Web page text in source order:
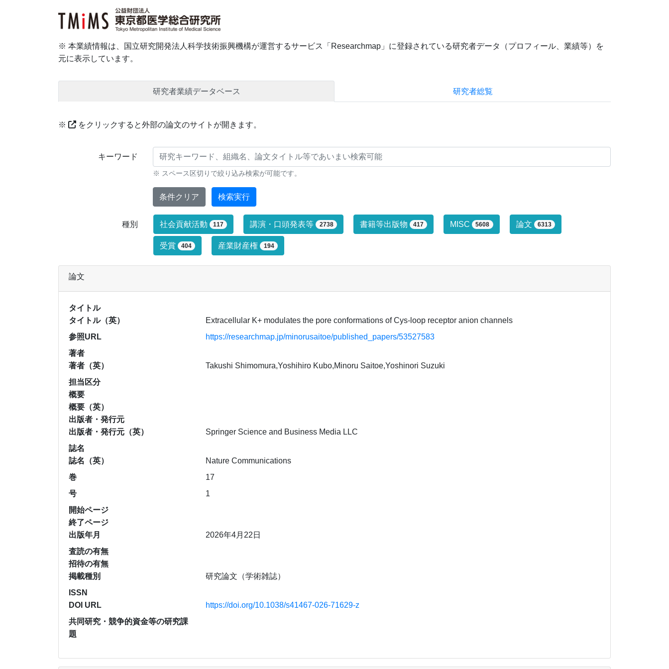
※ 本業績情報は、国立研究開発法人科学技術振興機構が運営するサービス「Researchmap」に登録されている研究者データ（プロフィール、業績等）を
元に表示しています。
研究者業績データベース 研究者総覧
※ をクリックすると外部の論文のサイトが開きます。
研究業績に対する検索条件
キーワード
※ スペース区切りで絞り込み検索が可能です。
条件クリア 検索実行
種別 研究業績タイプによる絞り込み条件です。絞り込みは行っていません。
社会貢献活動 117 講演・口頭発表等 2738 書籍等出版物 417 MISC 5608 論文 6313
受賞 404 産業財産権 194
論文
タイトル
タイトル（英）
Extracellular K+ modulates the pore conformations of Cys-loop receptor anion channels
参照URL
https://researchmap.jp/minorusaitoe/published_papers/53527583
著者
著者（英）
Takushi Shimomura,Yoshihiro Kubo,Minoru Saitoe,Yoshinori Suzuki
担当区分
概要
概要（英）
出版者・発行元
出版者・発行元（英）
Springer Science and Business Media LLC
誌名
誌名（英）
Nature Communications
巻
17
号
1
開始ページ
終了ページ
出版年月
2026年4月22日
査読の有無
招待の有無
掲載種別
研究論文（学術雑誌）
ISSN
DOI URL
https://doi.org/10.1038/s41467-026-71629-z
共同研究・競争的資金等の研究課
題